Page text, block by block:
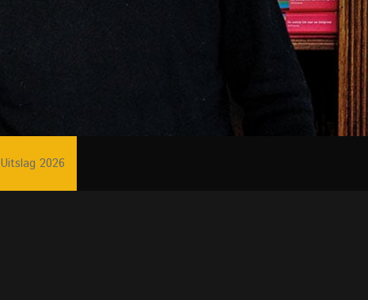
Uitslag 2026